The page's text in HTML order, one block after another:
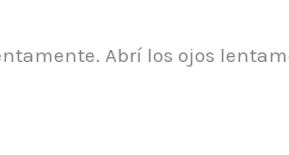
Abrí los ojos